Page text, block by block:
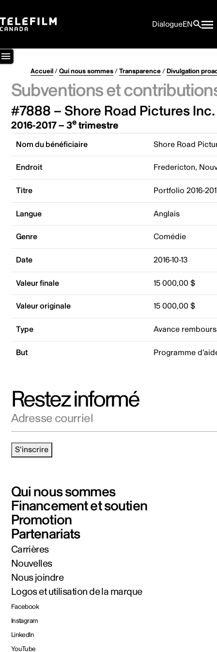
DialogueEN
Accueil/Qui nous sommes/Transparence/Divulgation
Subventions et
#7888 – Shore Road Pictures Inc.
2016-2017 – 3etrimestre
Nom du bénéficiaire Shore Road
Endroit Fredericton,
Titre Portfolio 2016-
Langue Anglais
Genre Comédie
Date 2016-10-13
Valeur finale 15 000,00 $
Valeur originale 15 000,00 $
Type Avance
But Programme
Restez informé
S'inscrire
Qui nous sommes
Financement et soutien
Promotion
Partenariats
Carrières
Nouvelles
Nous joindre
Logos et utilisation de la marque
Facebook
Instagram
LinkedIn
YouTube